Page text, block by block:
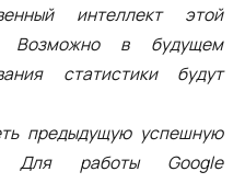
интеллект этой
Возможно в будущем
статистики будут
предыдущую успешную
Для работы Google